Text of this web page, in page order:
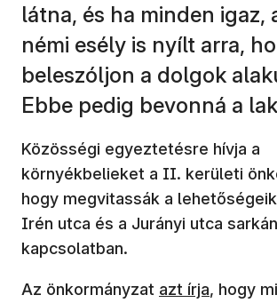
látna, és ha minden igaz,
némi esély is nyílt arra,
beleszóljon a dolgok
Ebbe pedig bevonná a
Közösségi egyeztetésre hívja a
környékbelieket a II. kerületi
hogy megvitassák a
Irén utca és a Jurányi utca
kapcsolatban.
Az önkormányzat (új ablakban
azt írja, hogy